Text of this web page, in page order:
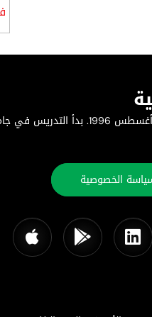
جامعة البلقاء التطبيقية هي جامعة حكومية متميزة تأسست بموجب
الخصوصية